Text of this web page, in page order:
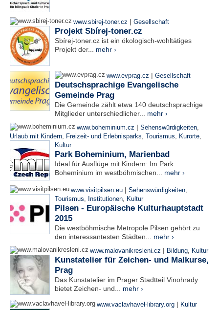
www.sbirej-toner.cz | Gesellschaft
Projekt Sbírej-toner.cz
Sbírej-toner.cz ist ein ökologisch-wohltätiges
Projekt der... mehr ›
www.evprag.cz | Gesellschaft
Deutschsprachige Evangelische
Gemeinde Prag
Die Gemeinde zählt etwa 140 deutschsprachige
Mitglieder unterschiedlicher... mehr ›
www.boheminium.cz | Sehenswürdigkeiten,
Urlaub mit Kindern, Freizeit- und Erlebnisparks, Tourismus, Kurorte,
Kultur
Park Boheminium, Marienbad
Ideal für Ausflüge mit Kindern: Im Park
Boheminium im westböhmischen... mehr ›
www.visitpilsen.eu | Sehenswürdigkeiten,
Tourismus, Institutionen, Kultur
Pilsen - Europäische Kulturhauptstadt
2015
Die westböhmische Metropole Pilsen gehört zu
den interessantesten Städten... mehr ›
www.malovanikresleni.cz | Bildung, Kultur
Kunstatelier für Zeichen- und Malkurse,
Prag
Das Kunstatelier im Prager Stadtteil Vinohrady
bietet Zeichen- und... mehr ›
www.vaclavhavel-library.org | Kultur